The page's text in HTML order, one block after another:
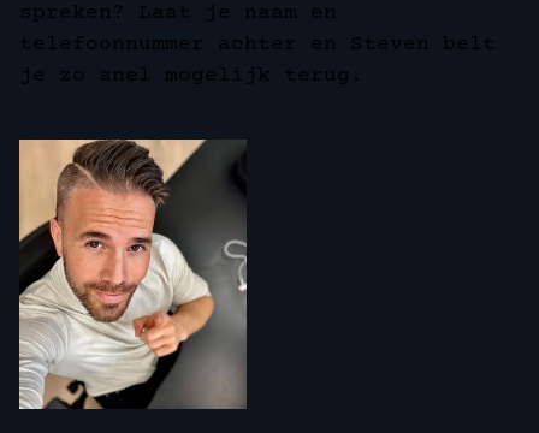
spreken? Laat je naam en
telefoonnummer achter en Steven belt
je zo snel mogelijk terug.